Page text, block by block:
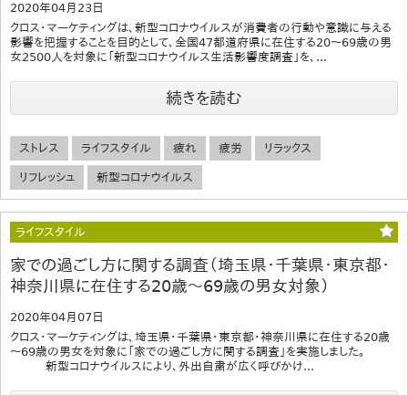
2020年04月23日
クロス・マーケティングは、新型コロナウイルスが消費者の行動や意識に与える
影響を把握することを目的として、全国47都道府県に在住する20～69歳の男
女2500人を対象に「新型コロナウイルス生活影響度調査」を、...
続きを読む
ストレス ライフスタイル 疲れ 疲労 リラックス
リフレッシュ 新型コロナウイルス
ライフスタイル
家での過ごし方に関する調査（埼玉県・千葉県・東京都・
神奈川県に在住する20歳～69歳の男女対象）
2020年04月07日
クロス・マーケティングは、埼玉県・千葉県・東京都・神奈川県に在住する20歳
～69歳の男女を対象に「家での過ごし方に関する調査」を実施しました。
新型コロナウイルスにより、外出自粛が広く呼びかけ...